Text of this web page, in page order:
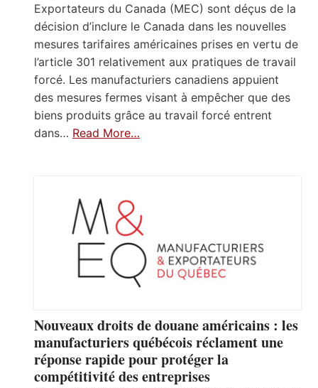
Exportateurs du Canada (MEC) sont déçus de la
décision d’inclure le Canada dans les nouvelles
mesures tarifaires américaines prises en vertu de
l’article 301 relativement aux pratiques de travail
forcé. Les manufacturiers canadiens appuient
des mesures fermes visant à empêcher que des
biens produits grâce au travail forcé entrent
dans… Read More…
Nouveaux droits de douane américains : les
manufacturiers québécois réclament une
réponse rapide pour protéger la
compétitivité des entreprises